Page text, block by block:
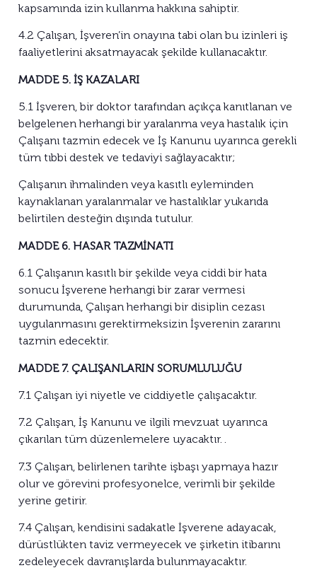
kapsamında izin kullanma hakkına sahiptir.
4.2 Çalışan, İşveren’in onayına tabi olan bu izinleri iş
faaliyetlerini aksatmayacak şekilde kullanacaktır.
MADDE 5. İŞ KAZALARI
5.1 İşveren, bir doktor tarafından açıkça kanıtlanan ve
belgelenen herhangi bir yaralanma veya hastalık için
Çalışanı tazmin edecek ve İş Kanunu uyarınca gerekli
tüm tıbbi destek ve tedaviyi sağlayacaktır;
Çalışanın ihmalinden veya kasıtlı eyleminden
kaynaklanan yaralanmalar ve hastalıklar yukarıda
belirtilen desteğin dışında tutulur.
MADDE 6. HASAR TAZMİNATI
6.1 Çalışanın kasıtlı bir şekilde veya ciddi bir hata
sonucu İşverene herhangi bir zarar vermesi
durumunda, Çalışan herhangi bir disiplin cezası
uygulanmasını gerektirmeksizin İşverenin zararını
tazmin edecektir.
MADDE 7. ÇALIŞANLARIN SORUMLULUĞU
7.1 Çalışan iyi niyetle ve ciddiyetle çalışacaktır.
7.2 Çalışan, İş Kanunu ve ilgili mevzuat uyarınca
çıkarılan tüm düzenlemelere uyacaktır. .
7.3 Çalışan, belirlenen tarihte işbaşı yapmaya hazır
olur ve görevini profesyonelce, verimli bir şekilde
yerine getirir.
7.4 Çalışan, kendisini sadakatle İşverene adayacak,
dürüstlükten taviz vermeyecek ve şirketin itibarını
zedeleyecek davranışlarda bulunmayacaktır.